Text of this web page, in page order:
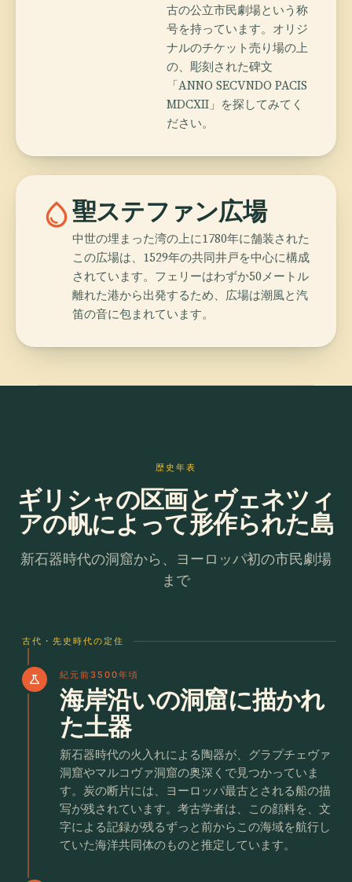
古の公立市民劇場という称
号を持っています。オリジ
ナルのチケット売り場の上
の、彫刻された碑文
「ANNO SECVNDO PACIS
MDCXII」を探してみてく
ださい。
water_drop聖ステファン広場
中世の埋まった湾の上に1780年に舗装された
この広場は、1529年の共同井戸を中心に構成
されています。フェリーはわずか50メートル
離れた港から出発するため、広場は潮風と汽
笛の音に包まれています。
歴史年表
ギリシャの区画とヴェネツィ
アの帆によって形作られた島
新石器時代の洞窟から、ヨーロッパ初の市民劇場
まで
古代・先史時代の定住
science 紀元前3500年頃
海岸沿いの洞窟に描かれ
た土器
新石器時代の火入れによる陶器が、グラプチェヴァ
洞窟やマルコヴァ洞窟の奥深くで見つかっていま
す。炭の断片には、ヨーロッパ最古とされる船の描
写が残されています。考古学者は、この顔料を、文
字による記録が残るずっと前からこの海域を航行し
ていた海洋共同体のものと推定しています。